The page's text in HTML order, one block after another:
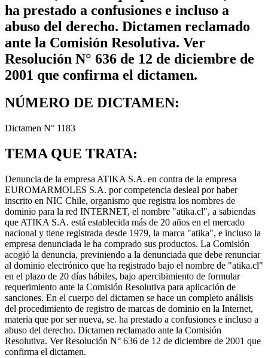
ha prestado a confusiones e incluso a
abuso del derecho. Dictamen reclamado
ante la Comisión Resolutiva. Ver
Resolución N° 636 de 12 de diciembre de
2001 que confirma el dictamen.
NÚMERO DE DICTAMEN:
Dictamen N° 1183
TEMA QUE TRATA:
Denuncia de la empresa ATIKA S.A. en contra de la empresa
EUROMARMOLES S.A. por competencia desleal por haber
inscrito en NIC Chile, organismo que registra los nombres de
dominio para la red INTERNET, el nombre "atika.cl", a sabiendas
que ATIKA S.A. está establecida más de 20 años en el mercado
nacional y tiene registrada desde 1979, la marca "atika", e incluso la
empresa denunciada le ha comprado sus productos. La Comisión
acogió la denuncia, previniendo a la denunciada que debe renunciar
al dominio electrónico que ha registrado bajo el nombre de "atika.cl"
en el plazo de 20 días hábiles, bajo apercibimiento de formular
requerimiento ante la Comisión Resolutiva para aplicación de
sanciones. En el cuerpo del dictamen se hace un completo análisis
del procedimiento de registro de marcas de dominio en la Internet,
materia que por ser nueva, se. ha prestado a confusiones e incluso a
abuso del derecho. Dictamen reclamado ante la Comisión
Resolutiva. Ver Resolución N° 636 de 12 de diciembre de 2001 que
confirma el dictamen.